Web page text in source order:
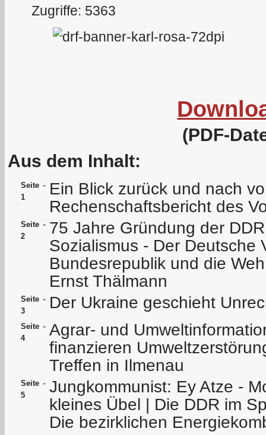
Zugriffe: 5363
(PDF-
Aus dem Inhalt:
Seite
1
- Ein Blick zurück und nach
Rechenschaftsbericht des
Seite
2
- 75 Jahre Gründung der
Sozialismus - Der Deutsche
Bundesrepublik und die
Ernst Thälmann
Seite
3
- Der Ukraine geschieht
Seite
4
- Agrar- und
finanzieren
Treffen in Ilmenau
Seite
5
- Jungkommunist: Ey Atze -
kleines Übel | Die DDR im
Die bezirklichen